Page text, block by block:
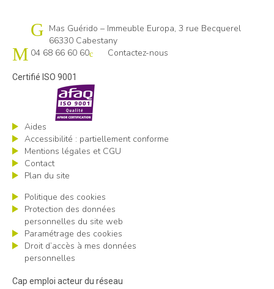
Cap emploi 66
Mas Guérido – Immeuble Europa, 3 rue Becquerel
66330 Cabestany
04 68 66 60 60
Contactez-nous
Certifié ISO 9001
Aides
Accessibilité : partiellement conforme
Mentions légales et CGU
Contact
Plan du site
Politique des cookies
Protection des données
personnelles du site web
Paramétrage des cookies
Droit d’accès à mes données
personnelles
Cap emploi acteur du réseau